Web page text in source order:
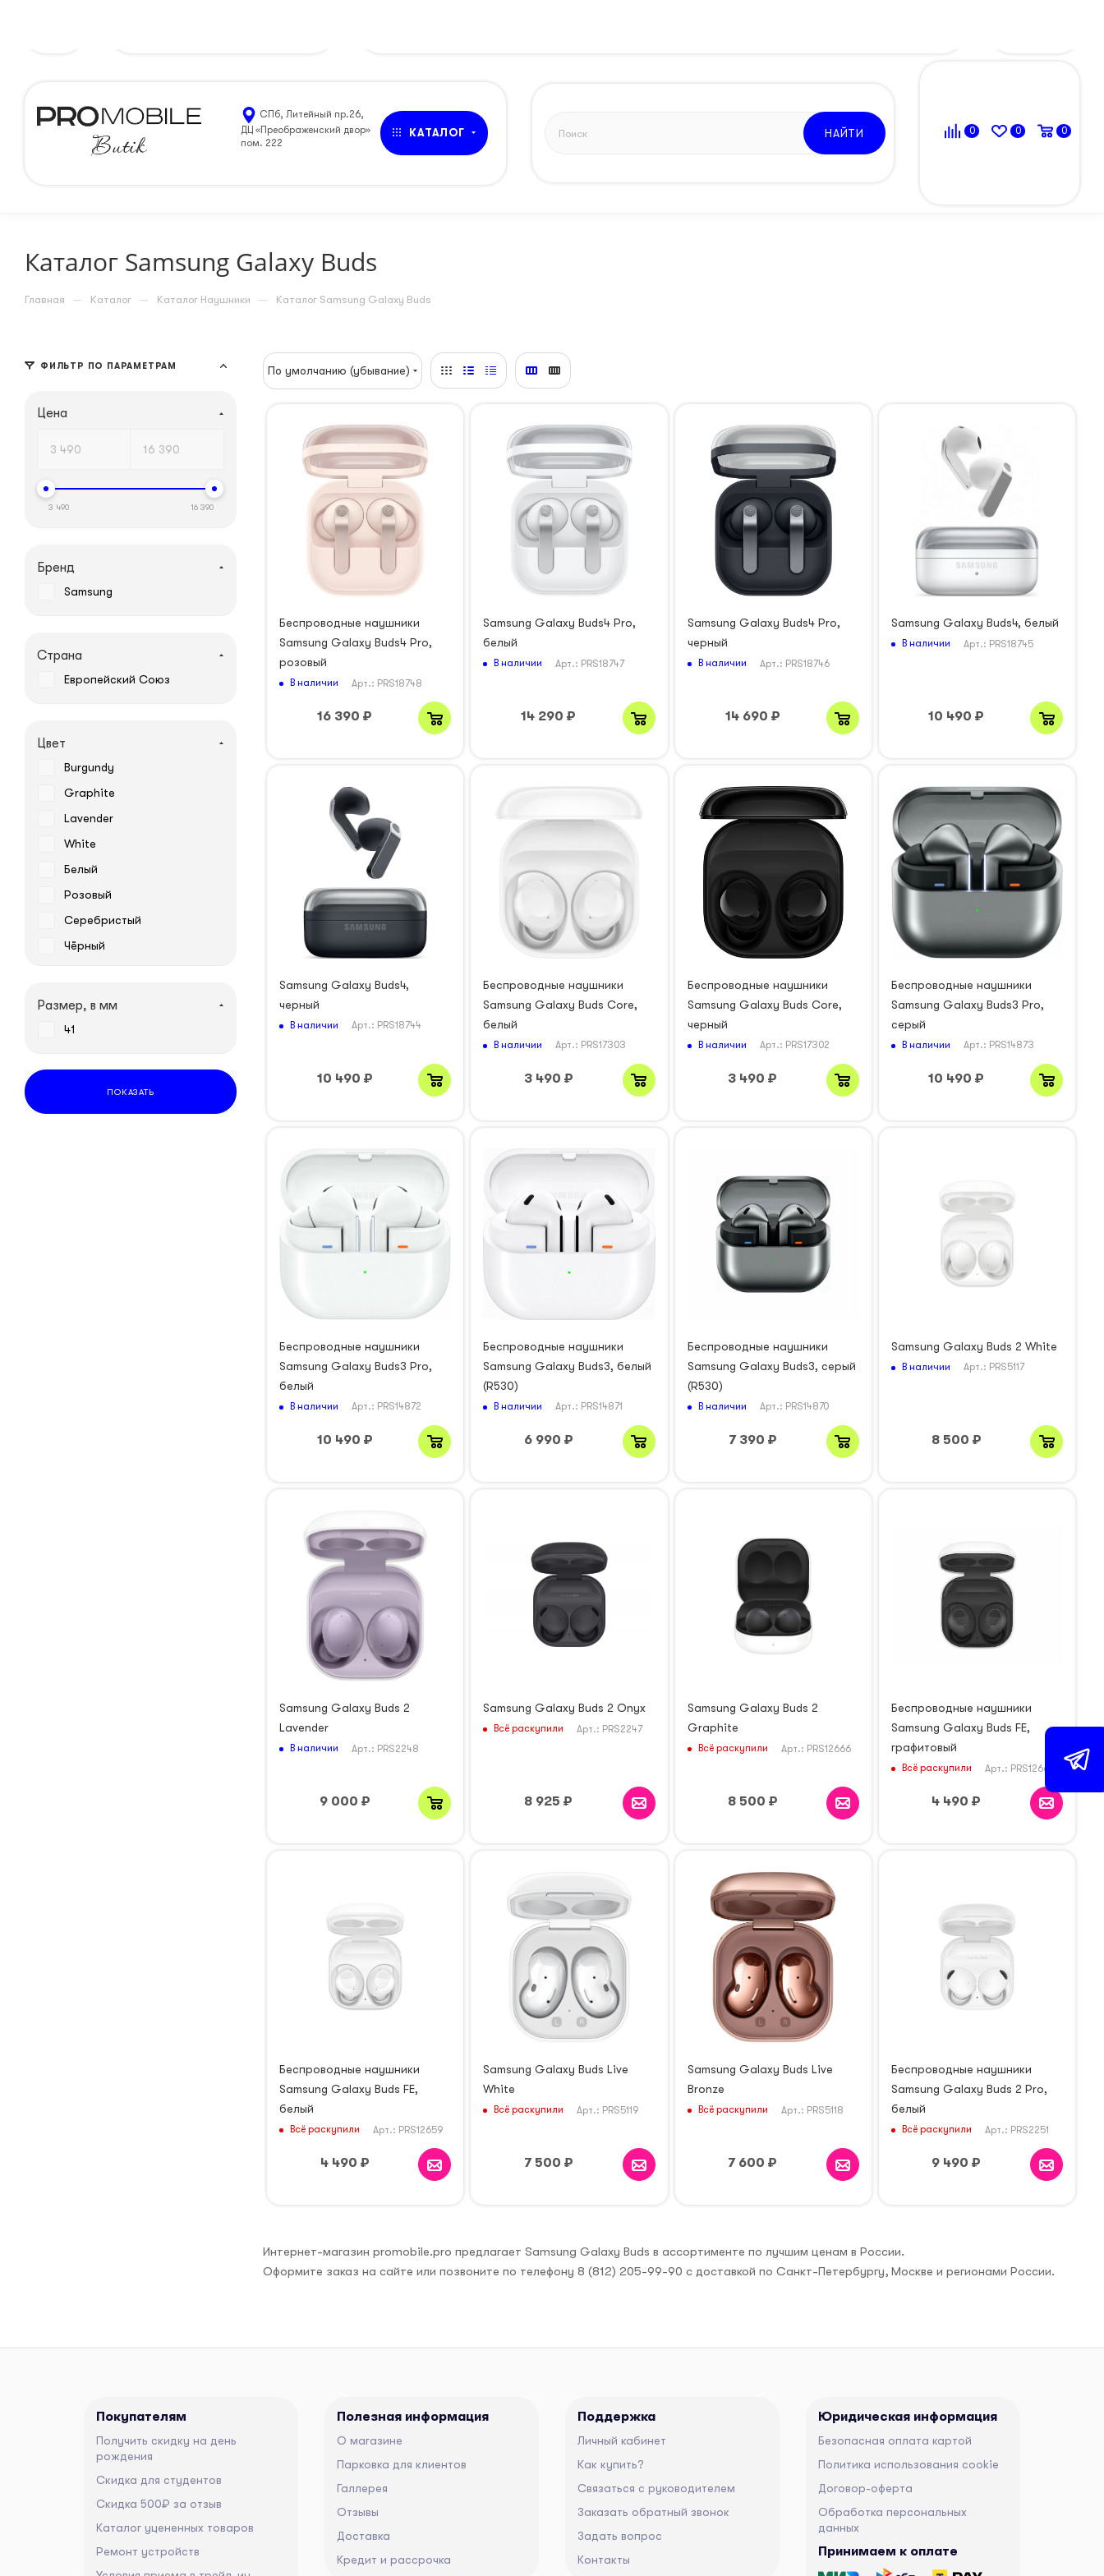
СПб, Литейный пр.26,
ДЦ «Преображенский двор»
пом. 222
КАТАЛОГ НАЙТИ 0 0 0
Каталог Samsung Galaxy Buds
Главная — Каталог — Каталог Наушники — Каталог Samsung Galaxy Buds
По умолчанию (убывание)
Беспроводные наушники
Samsung Galaxy Buds4 Pro,
розовый
В наличии Арт.: PRS18748
16 390 ₽
Samsung Galaxy Buds4 Pro,
белый
В наличии Арт.: PRS18747
14 290 ₽
Samsung Galaxy Buds4 Pro,
черный
В наличии Арт.: PRS18746
14 690 ₽
Samsung Galaxy Buds4, белый
В наличии Арт.: PRS18745
10 490 ₽
Samsung Galaxy Buds4,
черный
В наличии Арт.: PRS18744
10 490 ₽
Беспроводные наушники
Samsung Galaxy Buds Core,
белый
В наличии Арт.: PRS17303
3 490 ₽
Беспроводные наушники
Samsung Galaxy Buds Core,
черный
В наличии Арт.: PRS17302
3 490 ₽
Беспроводные наушники
Samsung Galaxy Buds3 Pro,
серый
В наличии Арт.: PRS14873
10 490 ₽
Беспроводные наушники
Samsung Galaxy Buds3 Pro,
белый
В наличии Арт.: PRS14872
10 490 ₽
Беспроводные наушники
Samsung Galaxy Buds3, белый
(R530)
В наличии Арт.: PRS14871
6 990 ₽
Беспроводные наушники
Samsung Galaxy Buds3, серый
(R530)
В наличии Арт.: PRS14870
7 390 ₽
Samsung Galaxy Buds 2 White
В наличии Арт.: PRS5117
8 500 ₽
Samsung Galaxy Buds 2
Lavender
В наличии Арт.: PRS2248
9 000 ₽
Samsung Galaxy Buds 2 Onyx
Всё раскупили Арт.: PRS2247
8 925 ₽
Samsung Galaxy Buds 2
Graphite
Всё раскупили Арт.: PRS12666
8 500 ₽
Беспроводные наушники
Samsung Galaxy Buds FE,
графитовый
Всё раскупили Арт.: PRS12661
4 490 ₽
Беспроводные наушники
Samsung Galaxy Buds FE,
белый
Всё раскупили Арт.: PRS12659
4 490 ₽
Samsung Galaxy Buds Live
White
Всё раскупили Арт.: PRS5119
7 500 ₽
Samsung Galaxy Buds Live
Bronze
Всё раскупили Арт.: PRS5118
7 600 ₽
Беспроводные наушники
Samsung Galaxy Buds 2 Pro,
белый
Всё раскупили Арт.: PRS2251
9 490 ₽
Интернет-магазин promobile.pro предлагает Samsung Galaxy Buds в ассортименте по лучшим ценам в России.
Оформите заказ на сайте или позвоните по телефону 8 (812) 205-99-90 с доставкой по Санкт-Петербургу, Москве и регионами России.
ФИЛЬТР ПО ПАРАМЕТРАМ
Цена
3 490 16 390
Бренд
Samsung
Страна
Европейский Союз
Цвет
Burgundy
Graphite
Lavender
White
Белый
Розовый
Серебристый
Чёрный
Размер, в мм
41
ПОКАЗАТЬ
Покупателям
Получить скидку на день
рождения
Скидка для студентов
Скидка 500₽ за отзыв
Каталог уцененных товаров
Ремонт устройств
Полезная информация
О магазине
Парковка для клиентов
Галлерея
Отзывы
Доставка
Кредит и рассрочка
Поддержка
Личный кабинет
Как купить?
Связаться с руководителем
Заказать обратный звонок
Задать вопрос
Контакты
Юридическая информация
Безопасная оплата картой
Политика использования cookie
Договор-оферта
Обработка персональных
данных
Принимаем к оплате